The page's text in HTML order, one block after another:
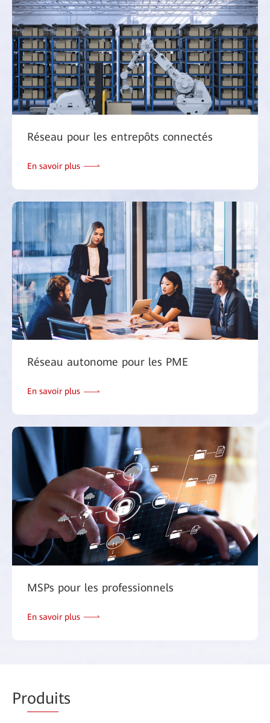
Réseau pour les entrepôts connectés
En savoir plus
Réseau autonome pour les PME
En savoir plus
MSPs pour les professionnels
En savoir plus
Produits